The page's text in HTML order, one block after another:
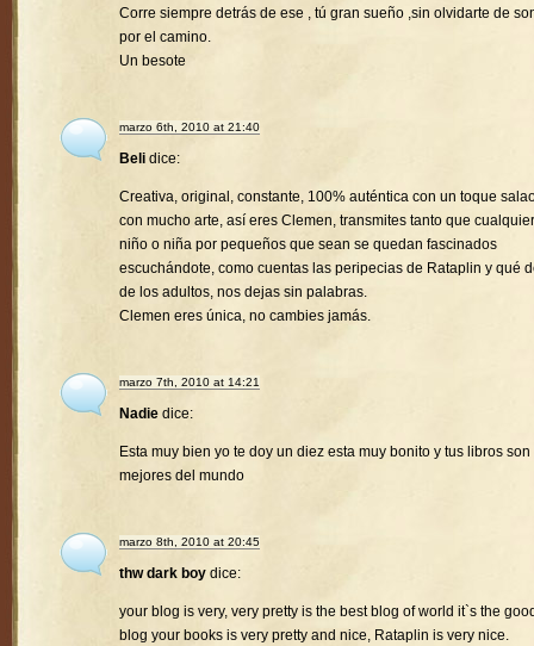
Corre siempre detrás de ese , tú gran sueño ,sin olvidarte de
por el camino.
Un besote
marzo 6th, 2010 at 21:40
Beli dice:
Creativa, original, constante, 100% auténtica con un toque
con mucho arte, así eres Clemen, transmites tanto que cualquier
niño o niña por pequeños que sean se quedan fascinados
escuchándote, como cuentas las peripecias de Rataplin y qué
de los adultos, nos dejas sin palabras.
Clemen eres única, no cambies jamás.
marzo 7th, 2010 at 14:21
Nadie dice:
Esta muy bien yo te doy un diez esta muy bonito y tus libros son
mejores del mundo
marzo 8th, 2010 at 20:45
thw dark boy dice:
your blog is very, very pretty is the best blog of world it`s the
blog your books is very pretty and nice, Rataplin is very nice.